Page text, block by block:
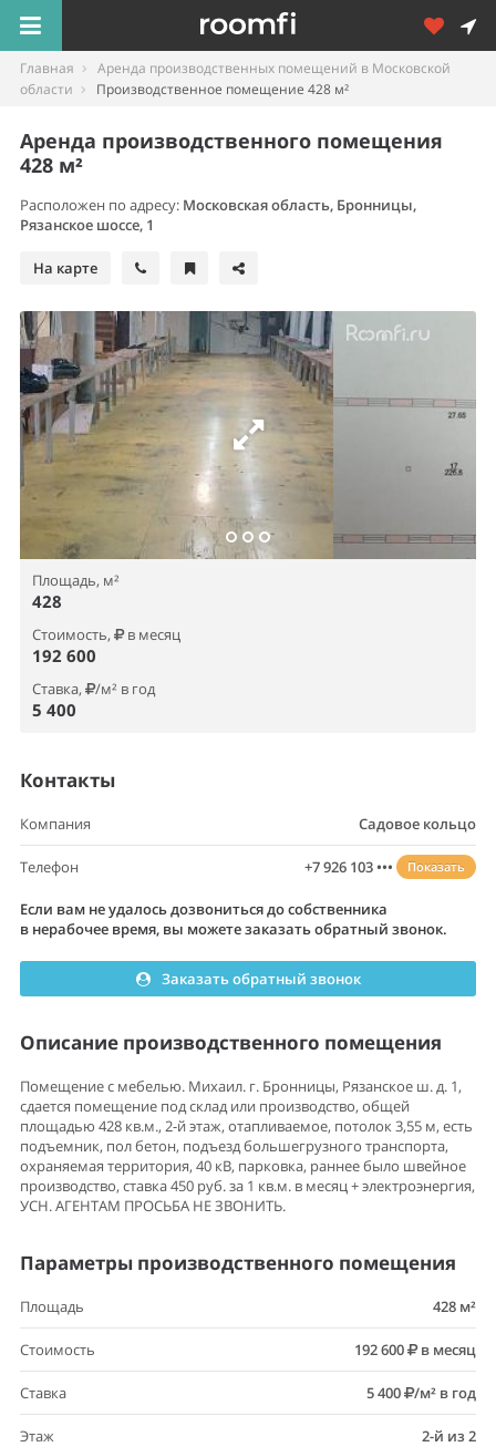
Главная
Аренда производственных помещений в Московской
области
Производственное помещение 428 м²
Аренда производственного помещения
428 м²
Расположен по адресу: Московская область, Бронницы,
Рязанское шоссе, 1
На карте
Площадь, м²
428
Стоимость, в месяц
192 600
Ставка, /м² в год
5 400
Контакты
Компания Садовое кольцо
Телефон +7 926 103 ••• Показать
Если вам не удалось дозвониться до собственника
в нерабочее время, вы можете заказать обратный звонок.
Заказать обратный звонок
Описание производственного помещения
Помещение с мебелью. Михаил. г. Бронницы, Рязанское ш. д. 1,
сдается помещение под склад или производство, общей
площадью 428 кв.м., 2-й этаж, отапливаемое, потолок 3,55 м, есть
подъемник, пол бетон, подъезд большегрузного транспорта,
охраняемая территория, 40 кВ, парковка, раннее было швейное
производство, ставка 450 руб. за 1 кв.м. в месяц + электроэнергия,
УСН. АГЕНТАМ ПРОСЬБА НЕ ЗВОНИТЬ.
Параметры производственного помещения
Площадь 428 м²
Стоимость 192 600 в месяц
Ставка 5 400 /м² в год
Этаж 2-й из 2